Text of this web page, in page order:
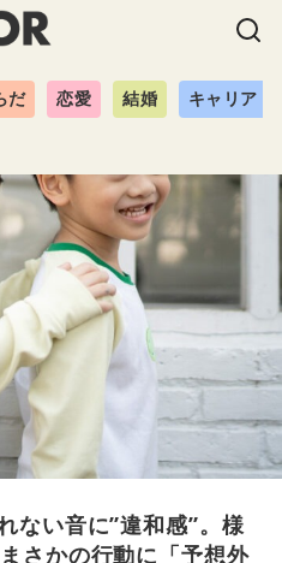
だ 恋愛 結婚 キャリア
ない音に”違和感”。様
さかの行動に「予想外